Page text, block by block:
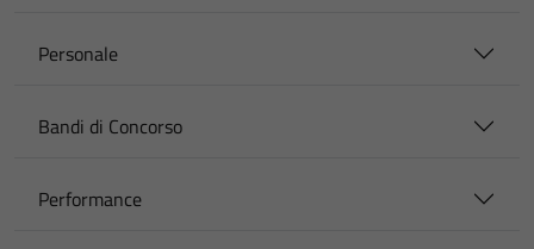
Personale
Bandi di Concorso
Performance